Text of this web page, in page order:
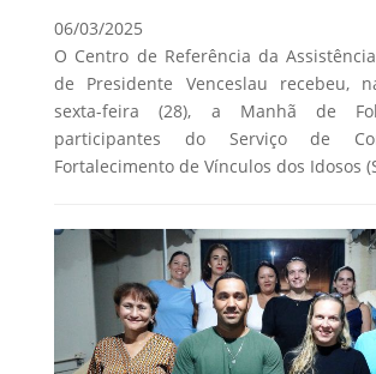
06/03/2025
O Centro de Referência da
de Presidente Venceslau recebeu,
sexta-feira (28), a Manhã de
participantes do Serviço de
Fortalecimento de Vínculos dos Idosos